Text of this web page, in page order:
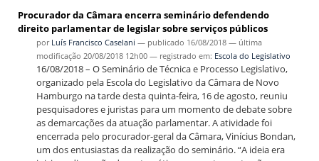
Procurador da Câmara encerra seminário defendendo
direito parlamentar de legislar sobre serviços públicos
por Luís Francisco Caselani — publicado 16/08/2018 — última
modificação 20/08/2018 12h00 — registrado em: Escola do Legislativo
16/08/2018 – O Seminário de Técnica e Processo Legislativo,
organizado pela Escola do Legislativo da Câmara de Novo
Hamburgo na tarde desta quinta-feira, 16 de agosto, reuniu
pesquisadores e juristas para um momento de debate sobre
as demarcações da atuação parlamentar. A atividade foi
encerrada pelo procurador-geral da Câmara, Vinícius Bondan,
um dos entusiastas da realização do seminário. “A ideia era